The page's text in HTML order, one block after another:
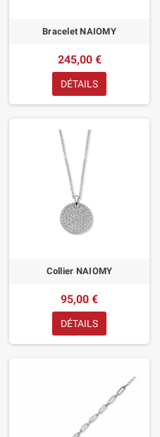
Bracelet NAIOMY
245,00 €
DÉTAILS
Collier NAIOMY
95,00 €
DÉTAILS